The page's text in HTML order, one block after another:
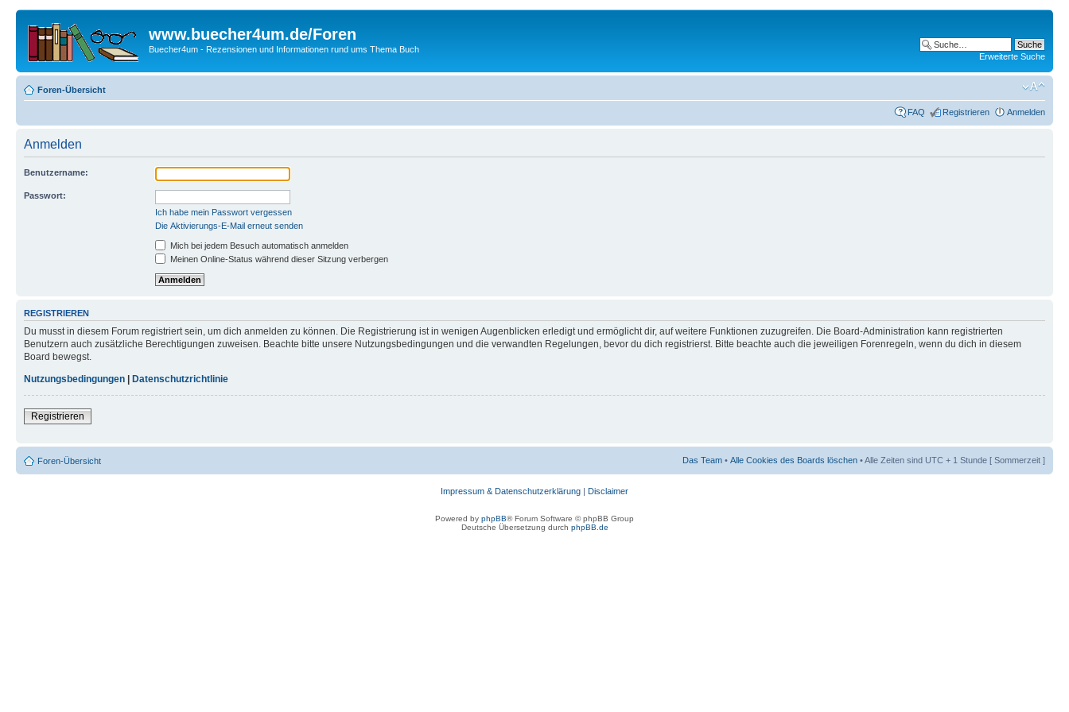
www.buecher4um.de/Foren
Buecher4um - Rezensionen und Informationen rund ums Thema Buch
Erweiterte Suche
Foren-Übersicht
FAQ Registrieren Anmelden
Anmelden
Benutzername:
Passwort:
Ich habe mein Passwort vergessen
Die Aktivierungs-E-Mail erneut senden
Mich bei jedem Besuch automatisch anmelden
Meinen Online-Status während dieser Sitzung verbergen
REGISTRIEREN
Du musst in diesem Forum registriert sein, um dich anmelden zu können. Die Registrierung ist in wenigen Augenblicken erledigt und ermöglicht dir, auf weitere Funktionen zuzugreifen. Die Board-Administration kann registrierten
Benutzern auch zusätzliche Berechtigungen zuweisen. Beachte bitte unsere Nutzungsbedingungen und die verwandten Regelungen, bevor du dich registrierst. Bitte beachte auch die jeweiligen Forenregeln, wenn du dich in diesem
Board bewegst.
Nutzungsbedingungen
Datenschutzrichtlinie
Registrieren
Foren-Übersicht Das Team • Alle Cookies des Boards löschen • Alle Zeiten sind UTC + 1 Stunde [ Sommerzeit ]
Impressum & Datenschutzerklärung | Disclaimer
Powered by phpBB® Forum Software © phpBB Group
Deutsche Übersetzung durch phpBB.de